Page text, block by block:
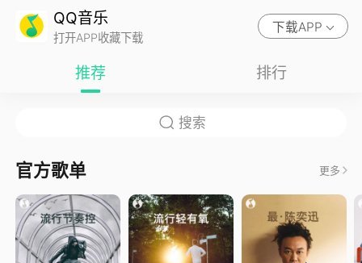
QQ音乐
打开APP收藏下载
下载APP
推荐 排行
官方歌单 更多